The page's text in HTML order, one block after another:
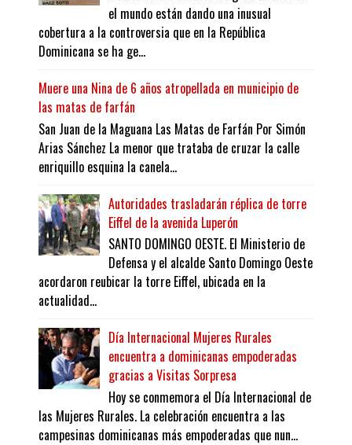
el mundo están dando una inusual
cobertura a la controversia que en la República
Dominicana se ha ge...
Muere una Nina de 6 años atropellada en municipio de
las matas de farfán
San Juan de la Maguana Las Matas de Farfán Por Simón
Arias Sánchez La menor que trataba de cruzar la calle
enriquillo esquina la canela...
Autoridades trasladarán réplica de torre
Eiffel de la avenida Luperón
SANTO DOMINGO OESTE. El Ministerio de
Defensa y el alcalde Santo Domingo Oeste
acordaron reubicar la torre Eiffel, ubicada en la
actualidad...
Día Internacional Mujeres Rurales
encuentra a dominicanas empoderadas
gracias a Visitas Sorpresa
Hoy se conmemora el Día Internacional de
las Mujeres Rurales. La celebración encuentra a las
campesinas dominicanas más empoderadas que nun...